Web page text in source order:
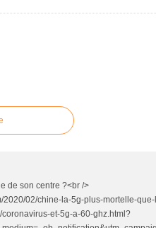
de son centre ?<br />
2020/02/chine-la-5g-plus-mortelle-
et-5g-a-60-ghz.html?